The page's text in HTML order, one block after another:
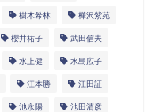
樹木希林 樺沢紫苑
櫻井祐子 武田信夫
水上健 水島広子
江本勝 江田証
池永陽 池田清彦